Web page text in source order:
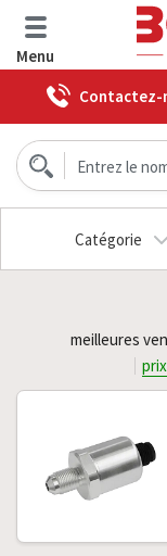
Menu
Contactez-
Catégorie
meilleures